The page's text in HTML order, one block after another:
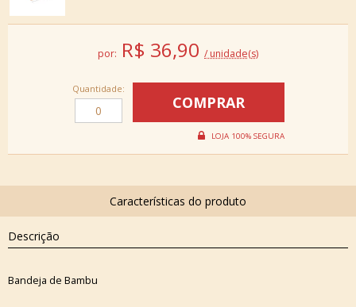
por: R$ 36,90 / unidade(s)
Quantidade:
Descrição
Bandeja de Bambu